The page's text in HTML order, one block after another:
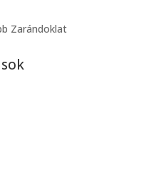
Zarándoklat